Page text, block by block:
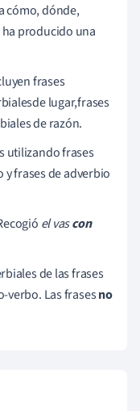
cómo, dónde,
producido una
frases
de lugar,frases
de razón.
utilizando frases
frases de adverbio
el vascon
de las frases
verbo. Las frasesno